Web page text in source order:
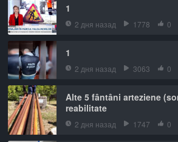
1
2 дня назад 1778 0
1
2 дня назад 3063 0
Alte 5 fântâni arteziene
reabilitate
2 дня назад 1747 0